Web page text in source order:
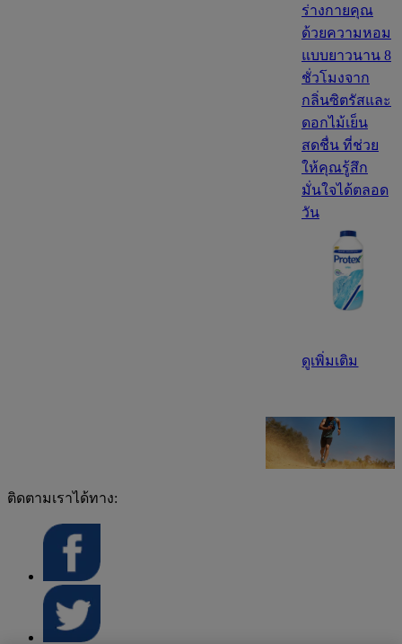
ร่างกายคุณ
ด้วยความหอม
แบบยาวนาน 8
ชั่วโมงจาก
กลิ่นซิตรัสและ
ดอกไม้เย็น
สดชื่น ที่ช่วย
ให้คุณรู้สึก
มั่นใจได้ตลอด
วัน
ดูเพิ่มเติม
ติดตามเราได้ทาง: